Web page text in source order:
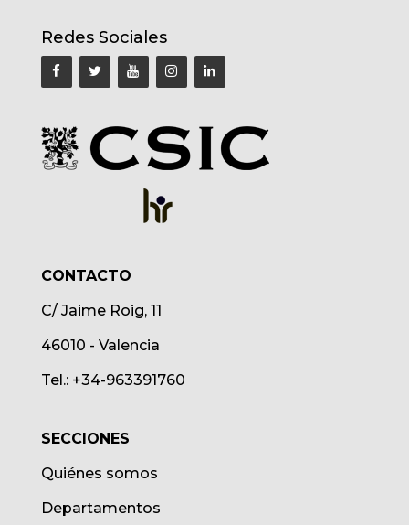
Redes Sociales
CONTACTO
C/ Jaime Roig, 11
46010 - Valencia
Tel.: +34-963391760
SECCIONES
Quiénes somos
Departamentos